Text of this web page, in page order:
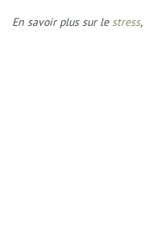
En savoir plus sur le stress,